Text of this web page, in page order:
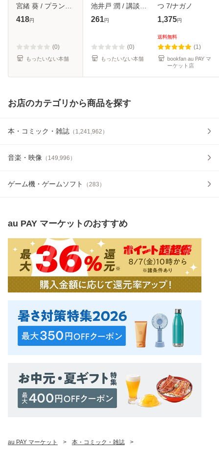
宮緒 葵 / プランタ
ン出版 [文庫]【メ
418円
(0)
もったいない本舗
池井戸 潤 / 講談社
[文庫]【メール便送
261円
(0)
もったいない本舗
つ 7/ナガノ
1,375円
送料無料
(1)
bookfan au PAY マ
ーケット店
お店のカテゴリから商品を探す
本・コミック・雑誌 （ 1,241,962 ）
音楽・映像 （ 149,996 ）
ゲーム機・ゲームソフト （283 ）
au PAY マーケットのおすすめ
au PAY マーケット > 本・コミック・雑誌
>